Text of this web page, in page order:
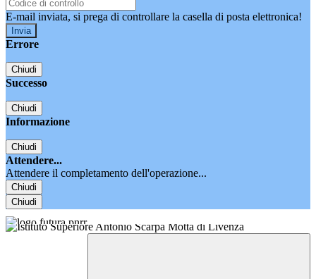
E-mail inviata, si prega di controllare la casella di posta elettronica!
Errore
Chiudi
Successo
Chiudi
Informazione
Chiudi
Attendere...
Attendere il completamento dell'operazione...
Chiudi
Chiudi